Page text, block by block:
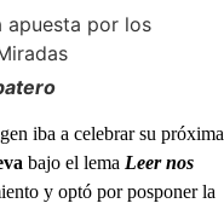
iba a celebrar su próxima
bajo el lema Leer nos
y optó por posponer la